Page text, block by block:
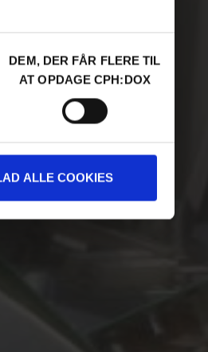
DEM, DER FÅR FLERE TIL
AT OPDAGE CPH:DOX
ALLE COOKIES